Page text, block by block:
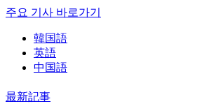
주요 기사 바로가기
韓国語
英語
中国語
最新記事